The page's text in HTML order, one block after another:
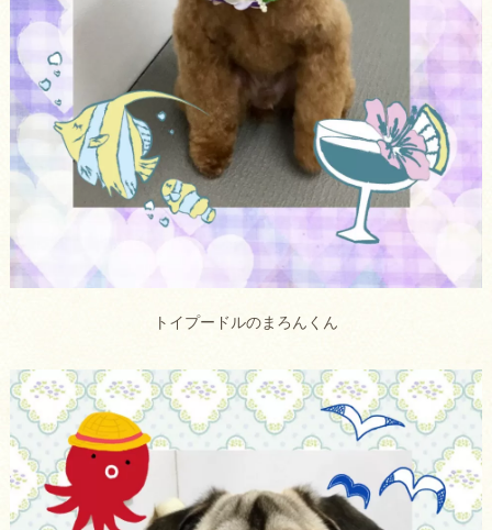
トイプードルのまろんくん